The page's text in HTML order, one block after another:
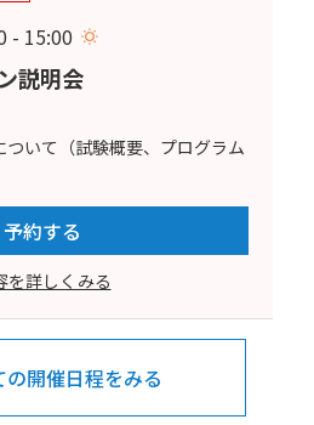
- 15:00
説明会
ついて（試験概要、プログラム
予約する
を詳しくみる
の開催日程をみる